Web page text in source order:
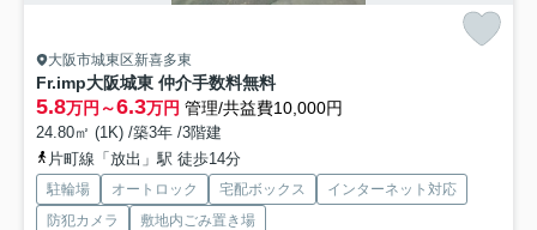
大阪市城東区新喜多東
Fr.imp大阪城東 仲介手数料無料
5.8万円～6.3万円 管理/共益費10,000円
24.80㎡ (1K) /築3年 /3階建
片町線「放出」駅 徒歩14分
駐輪場 オートロック 宅配ボックス
インターネット対応
防犯カメラ
敷地内ごみ置き場